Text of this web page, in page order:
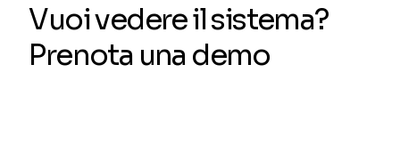
Vuoi vedere il sistema?
Prenota una demo